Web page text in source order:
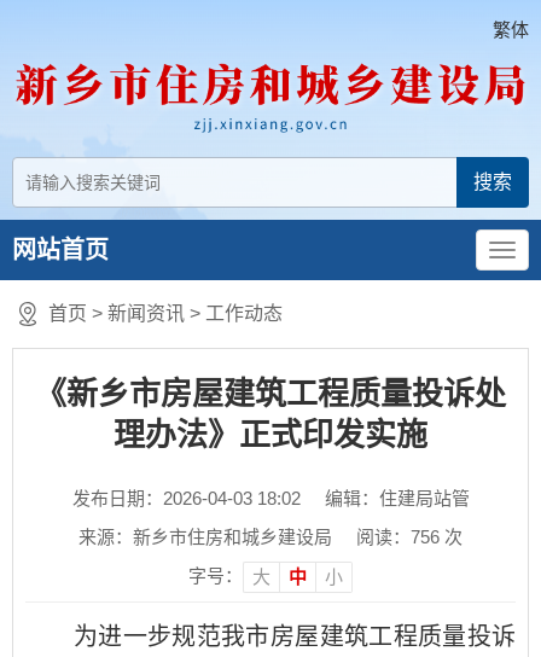
繁体
网站首页
首页 > 新闻资讯 > 工作动态
《新乡市房屋建筑工程质量投诉处
理办法》正式印发实施
发布日期：2026-04-03 18:02
编辑：住建局站管
来源：新乡市住房和城乡建设局
阅读： 756 次
字号：
大 中 小
为进一步规范我市房屋建筑工程质量投诉